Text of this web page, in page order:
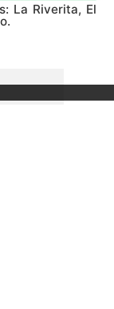
La Riverita, El